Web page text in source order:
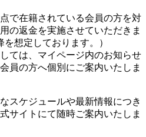
点で在籍されている会員の方を対
の返金を実施させていただきま
想定しております。）
ては、マイページ内のお知らせ
員の方へ個別にご案内いたしま
スケジュールや最新情報につき
サイトにて随時ご案内いたしま